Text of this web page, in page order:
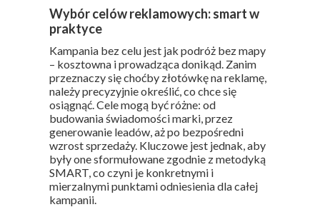
Wybór celów reklamowych: smart w
praktyce
Kampania bez celu jest jak podróż bez mapy
– kosztowna i prowadząca donikąd. Zanim
przeznaczy się choćby złotówkę na reklamę,
należy precyzyjnie określić, co chce się
osiągnąć. Cele mogą być różne: od
budowania świadomości marki, przez
generowanie leadów, aż po bezpośredni
wzrost sprzedaży. Kluczowe jest jednak, aby
były one sformułowane zgodnie z metodyką
SMART, co czyni je konkretnymi i
mierzalnymi punktami odniesienia dla całej
kampanii.